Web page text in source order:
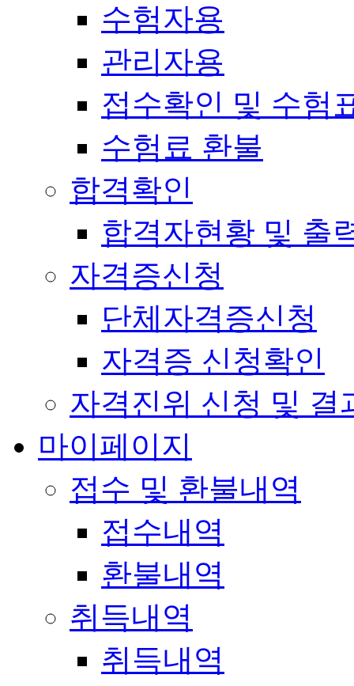
수험자용
관리자용
접수확인 및 수험
수험료 환불
합격확인
합격자현황 및 출
자격증신청
단체자격증신청
자격증 신청확인
자격진위 신청 및 결
마이페이지
접수 및 환불내역
접수내역
환불내역
취득내역
취득내역